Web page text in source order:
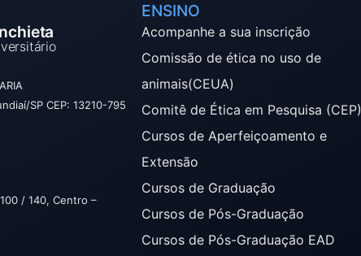
SP CEP: 13210-795
/ 140, Centro –
ENSINO
Acompanhe a sua inscrição
Comissão de ética no uso de
animais(CEUA)
Comitê de Ética em Pesquisa (CEP)
Cursos de Aperfeiçoamento e
Extensão
Cursos de Graduação
Cursos de Pós-Graduação
Cursos de Pós-Graduação EAD